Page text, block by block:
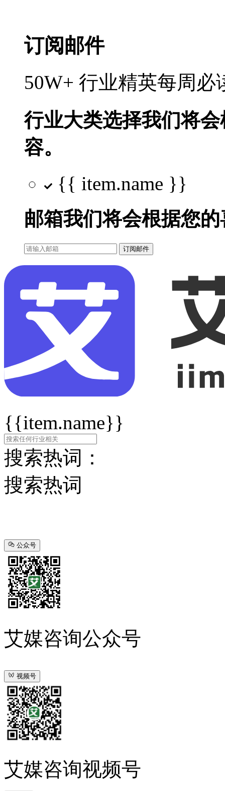
订阅邮件
50W+ 行业精英每周
行业大类选择我们将
容。
{{ item.name }}
邮箱我们将会根据您
订阅邮件
{{item.name}}
搜索热词：
搜索热词
公众号
艾媒咨询公众号
视频号
艾媒咨询视频号